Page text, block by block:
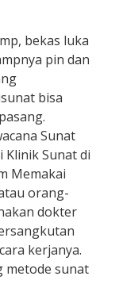
bekas luka
pin dan
bisa
Sunat
Klinik Sunat di
Memakai
orang-
dokter
kerjanya.
metode sunat